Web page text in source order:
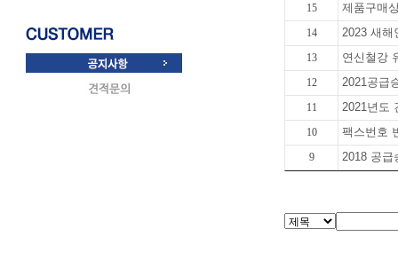
15 제품구매
14 2023 새해
13 연신철강
12 2021공급
11 2021년도
10 팩스번호
9 2018 공급